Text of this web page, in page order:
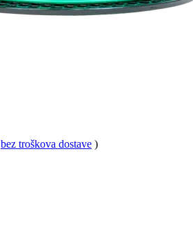
bez troškova dostave )